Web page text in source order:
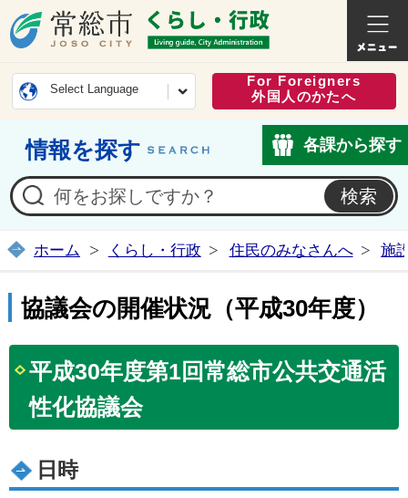
常総市公式ホームページ
くらし
Select Language
For Foreigners
外国人のかたへ
情報を探す 各課から探す
ホーム くらし・行政 住民のみなさんへ 施
協議会の開催状況（平成30年度）
平成30年度第1回常総市公共交通活
性化協議会
日時